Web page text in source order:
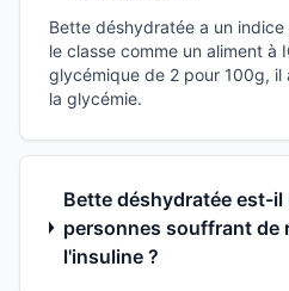
Bette déshydratée a un
le classe comme un aliment à
glycémique de 2 pour 100g, il
la glycémie.
Bette déshydratée est-il
personnes souffrant de
l'insuline ?